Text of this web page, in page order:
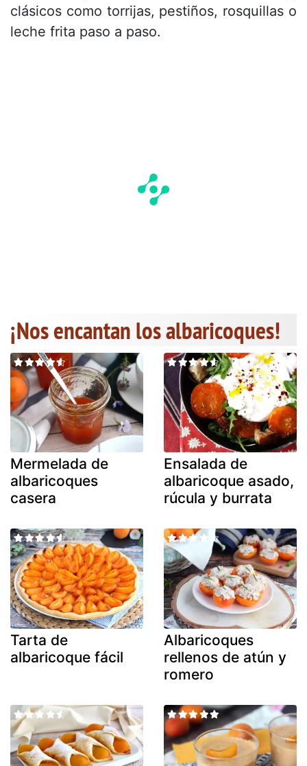
clásicos como torrijas, pestiños, rosquillas o
leche frita paso a paso.
¡Nos encantan los albaricoques!
Mermelada de
albaricoques
casera
Ensalada de
albaricoque asado,
rúcula y burrata
Tarta de
albaricoque fácil
Albaricoques
rellenos de atún y
romero